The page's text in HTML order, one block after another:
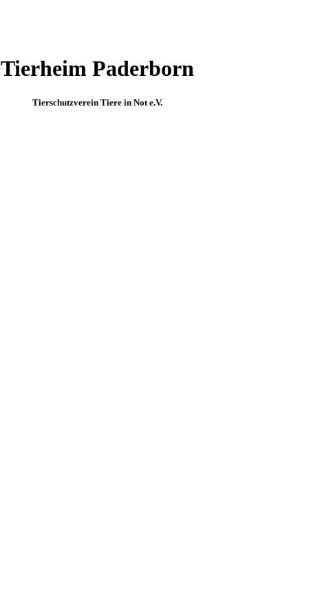
Tierheim Paderborn
Tierschutzverein Tiere in Not e.V.